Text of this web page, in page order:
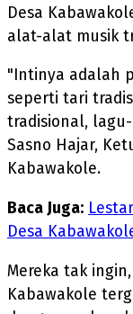
Desa
alat-alat musik
"Intinya adalah
seperti tari
tradisional,
Sasno Hajar,
Kabawakole.
Baca Juga:
Desa
Mereka tak
Kabawakole